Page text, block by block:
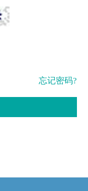
忘记密码?